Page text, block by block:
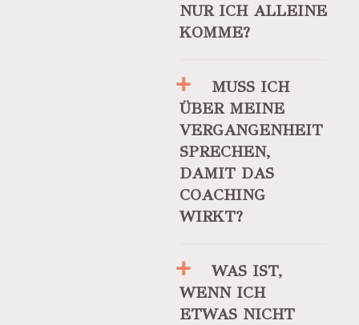
NUR ICH ALLEINE
KOMME?
MUSS ICH
ÜBER MEINE
VERGANGENHEIT
SPRECHEN,
DAMIT DAS
COACHING
WIRKT?
WAS IST,
WENN ICH
ETWAS NICHT